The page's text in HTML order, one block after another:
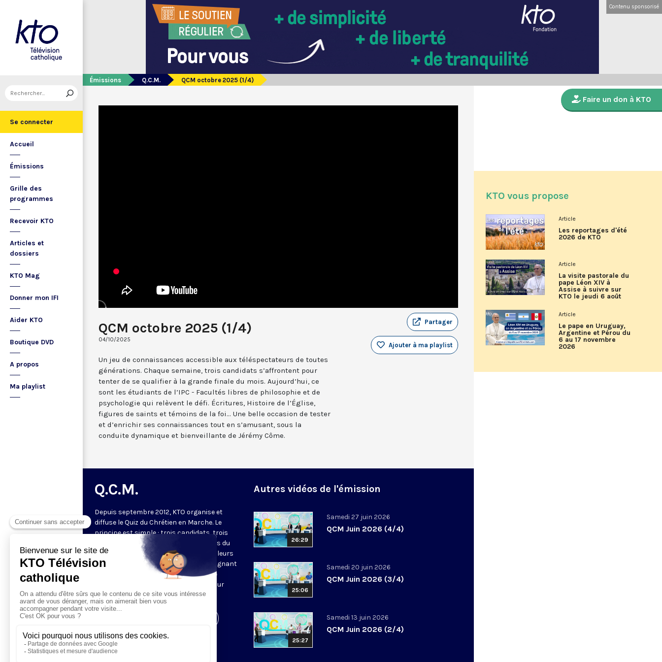
Se connecter
Accueil
Émissions
Grille des
programmes
Recevoir KTO
Articles et
dossiers
KTO Mag
Donner mon IFI
Aider KTO
Boutique DVD
A propos
Ma playlist
Contenu sponsorisé
Émissions Q.C.M. QCM octobre 2025 (1/4)
QCM octobre 2025 (1/4)
04/10/2025
Partager
Ajouter à ma playlist
Un jeu de connaissances accessible aux téléspectateurs de toutes
générations. Chaque semaine, trois candidats s’affrontent pour
tenter de se qualifier à la grande finale du mois. Aujourd’hui, ce
sont les étudiants de l’IPC - Facultés libres de philosophie et de
psychologie qui relèvent le défi. Écritures, Histoire de l’Église,
figures de saints et témoins de la foi... Une belle occasion de tester
et d’enrichir ses connaissances tout en s’amusant, sous la
conduite dynamique et bienveillante de Jérémy Côme.
Q.C.M.
Depuis septembre 2012, KTO organise et
diffuse le Quiz du Chrétien en Marche. Le
principe est simple : trois candidats, trois
manches. Les deux premières manches du
jeu permettent de choisir les deux meilleurs
candidats pour la manche finale. Le gagnant
de l'émission revient à la fin du mois se
confronter à deux autres gagnants pour
tenter de gagner le lot majeur.
Autres vidéos de l'émission
26:29
Samedi 27 juin 2026
QCM Juin 2026 (4/4)
25:06
Samedi 20 juin 2026
QCM Juin 2026 (3/4)
25:27
Samedi 13 juin 2026
QCM Juin 2026 (2/4)
Faire un don à KTO
KTO vous propose
Article
Les reportages d'été
2026 de KTO
Article
La visite pastorale du
pape Léon XIV à
Assise à suivre sur
KTO le jeudi 6 août
Article
Le pape en Uruguay,
Argentine et Pérou du
6 au 17 novembre
2026